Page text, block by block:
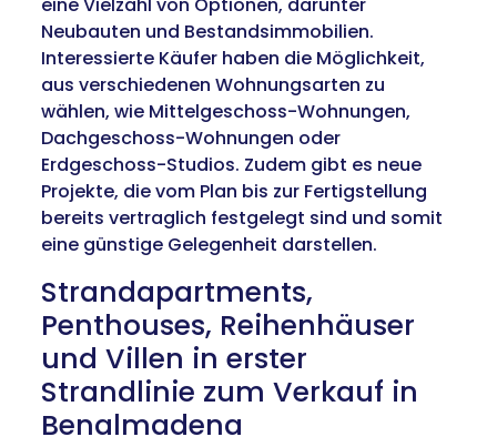
Neubauten und Bestandsimmobilien.
Interessierte Käufer haben die Möglichkeit,
aus verschiedenen Wohnungsarten zu
wählen, wie Mittelgeschoss-Wohnungen,
Dachgeschoss-Wohnungen oder
Erdgeschoss-Studios. Zudem gibt es neue
Projekte, die vom Plan bis zur Fertigstellung
bereits vertraglich festgelegt sind und somit
eine günstige Gelegenheit darstellen.
Strandapartments,
Penthouses, Reihenhäuser
und Villen in erster
Strandlinie zum Verkauf in
Benalmadena